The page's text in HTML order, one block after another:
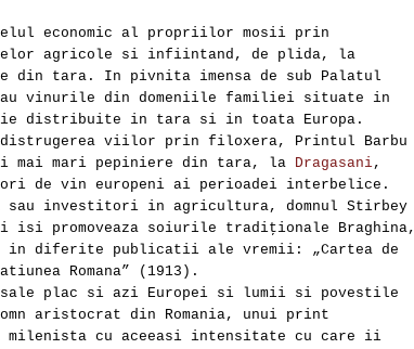
economic al propriilor mosii prin
agricole si infiintand, de plida, la
din tara. In pivnita imensa de sub Palatul
vinurile din domeniile familiei situate in
distribuite in tara si in toata Europa.
distrugerea viilor prin filoxera, Printul Barbu
mai mari pepiniere din tara, la Dragasani,
de vin europeni ai perioadei interbelice.
investitori in agricultura, domnul Stirbey
isi promoveaza soiurile tradiţionale Braghina,
in diferite publicatii ale vremii: „Cartea de
Romana” (1913).
sale plac si azi Europei si lumii si povestile
aristocrat din Romania, unui print
milenista cu aceeasi intensitate cu care ii